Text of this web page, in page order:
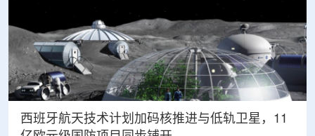
西班牙航天技术计划加码核推进与低轨卫星，11